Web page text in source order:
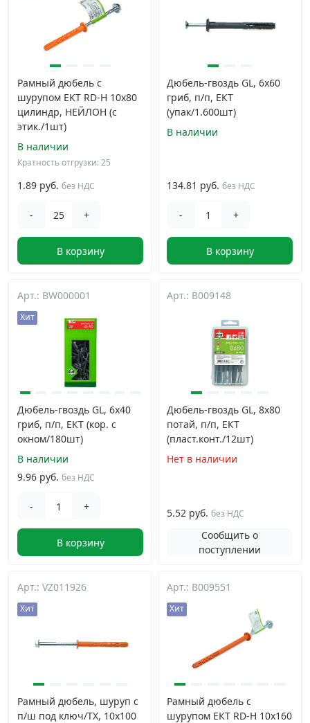
Рамный дюбель с
шурупом ЕКТ RD-H 10x80
цилиндр, НЕЙЛОН (с
этик./1шт)
В наличии
Кратность отгрузки: 25
1.89 руб. без НДС
- +
В корзину
Дюбель-гвоздь GL, 6x60
гриб, п/п, ЕКТ
(упак/1.600шт)
В наличии
134.81 руб. без НДС
- +
В корзину
Арт.: BW000001
Хит
Дюбель-гвоздь GL, 6x40
гриб, п/п, ЕКТ (кор. с
окном/180шт)
В наличии
9.96 руб. без НДС
- +
В корзину
Арт.: B009148
Дюбель-гвоздь GL, 8x80
потай, п/п, ЕКТ
(пласт.конт./12шт)
Нет в наличии
5.52 руб. без НДС
Сообщить о
поступлении
Арт.: VZ011926
Хит
Рамный дюбель, шуруп с
п/ш под ключ/TX, 10x100
Арт.: B009551
Хит
Рамный дюбель с
шурупом ЕКТ RD-H 10x160